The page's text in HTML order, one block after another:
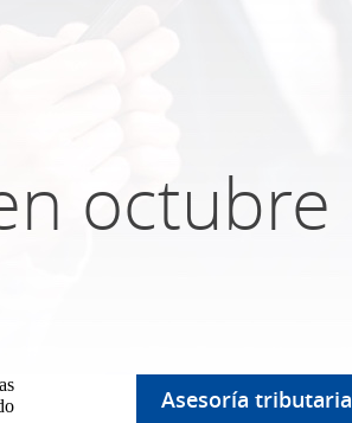
octubre
Asesoría tributaria